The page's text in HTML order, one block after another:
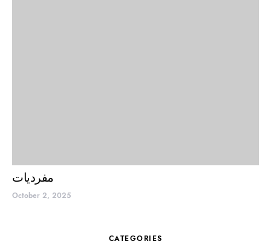
مفردیات
October 2, 2025
CATEGORIES